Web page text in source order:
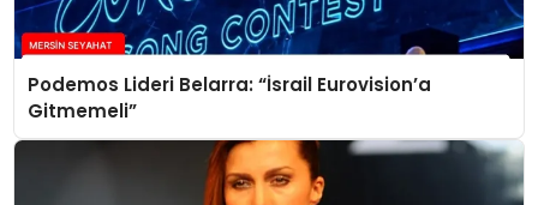
Podemos Lideri Belarra: “İsrail Eurovision’a
Gitmemeli”